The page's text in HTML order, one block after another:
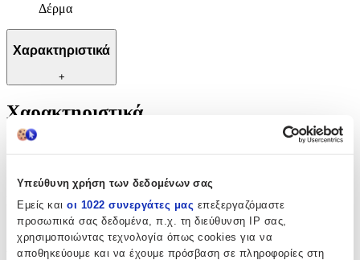
Υπεύθυνη χρήση των δεδομένων σας
Εμείς και οι 1022 συνεργάτες μας επεξεργαζόμαστε
προσωπικά σας δεδομένα, π.χ. τη διεύθυνση IP σας,
χρησιμοποιώντας τεχνολογία όπως cookies για να
αποθηκεύουμε και να έχουμε πρόσβαση σε πληροφορίες στη
Δέρμα
Χαρακτηριστικά
+
Χαρακτηριστικά
Είδος:
Γυαλιστικά Παπουτσιών
Υλικό Παπουτσιού: